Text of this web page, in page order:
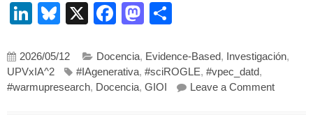
LinkedIn
Bluesky
X Facebook
Mastodon
2026/05/12 Docencia, Evidence-Based, Investigación,
UPVxIA^2
#IAgenerativa, #sciROGLE, #vpec_datd,
#warmupresearch, Docencia, GIOI Leave a Commenton